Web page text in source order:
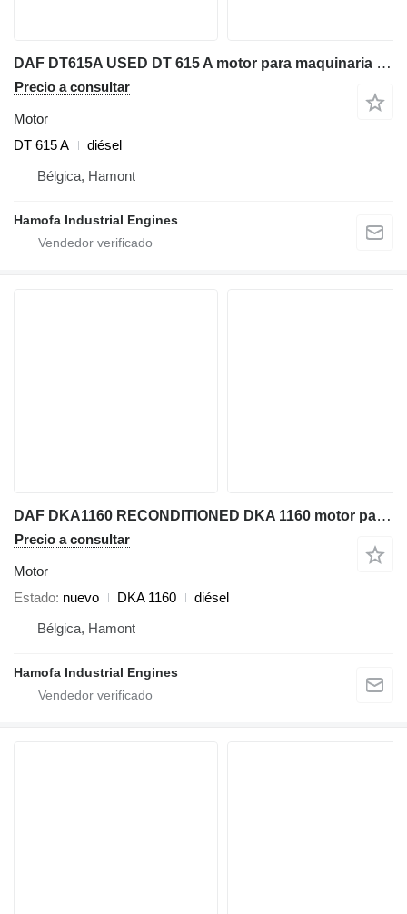
DAF DT615A USED DT 615 A motor para maquinaria de construcción
Precio a consultar
Motor
DT 615 A
diésel
Bélgica, Hamont
Hamofa Industrial Engines
DAF DKA1160 RECONDITIONED DKA 1160 motor para maquinaria industrial
Precio a consultar
Motor
Estado nuevo DKA 1160
diésel
Bélgica, Hamont
Hamofa Industrial Engines